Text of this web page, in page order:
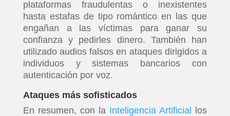
plataformas fraudulentas o inexistentes
hasta estafas de tipo romántico en las que
engañan a las víctimas para ganar su
confianza y pedirles dinero. También han
utilizado audios falsos en ataques dirigidos a
individuos y sistemas bancarios con
autenticación por voz.
Ataques más sofisticados
En resumen, con la Inteligencia Artificial los